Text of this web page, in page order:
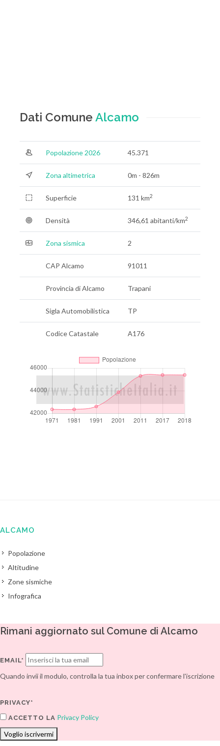
Dati Comune Alcamo
Popolazione 2026 45.371
Zona altimetrica 0m - 826m
Superficie 131 km2
Densità 346,61 abitanti/km2
Zona sismica 2
CAP Alcamo 91011
Provincia di Alcamo Trapani
Sigla Automobilistica TP
Codice Catastale A176
ALCAMO
Popolazione
Altitudine
Zone sismiche
Infografica
Rimani aggiornato sul Comune di Alcamo
EMAIL*
Quando invii il modulo, controlla la tua inbox per confermare l'iscrizione
PRIVACY*
ACCETTO LA Privacy Policy
Voglio iscrivermi